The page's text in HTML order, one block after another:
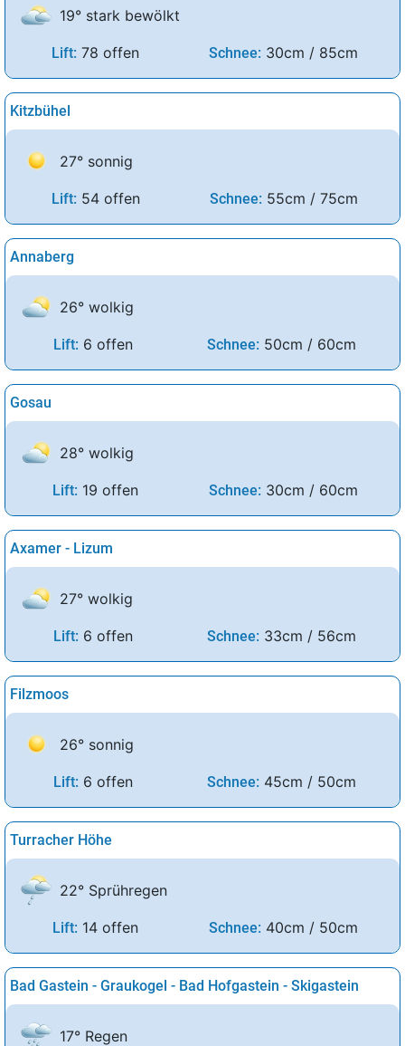
19° stark bewölkt
Lift: 78 offen Schnee: 30cm / 85cm
Kitzbühel
27° sonnig
Lift: 54 offen Schnee: 55cm / 75cm
Annaberg
26° wolkig
Lift: 6 offen Schnee: 50cm / 60cm
Gosau
28° wolkig
Lift: 19 offen Schnee: 30cm / 60cm
Axamer - Lizum
27° wolkig
Lift: 6 offen Schnee: 33cm / 56cm
Filzmoos
26° sonnig
Lift: 6 offen Schnee: 45cm / 50cm
Turracher Höhe
22° Sprühregen
Lift: 14 offen Schnee: 40cm / 50cm
Bad Gastein - Graukogel - Bad Hofgastein - Skigastein
17° Regen